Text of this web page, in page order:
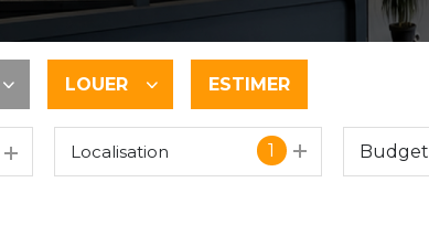
LOUER
à l'année
ESTIMER
1
Localisation Budget